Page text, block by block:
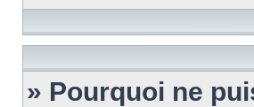
» Pourquoi ne